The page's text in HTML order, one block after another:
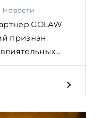
Новости
GOLAW
признан